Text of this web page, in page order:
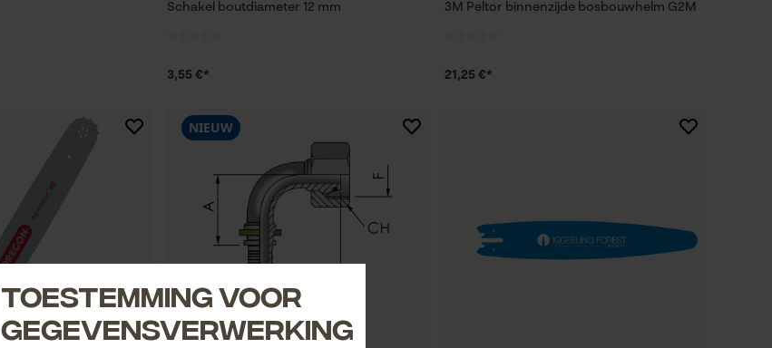
Schakel boutdiameter 12 mm
3,55 €*
3M Peltor binnenzijde bosbouwhelm G2M
21,25 €*
NIEUW
Toestemming voor
gegevensverwerking